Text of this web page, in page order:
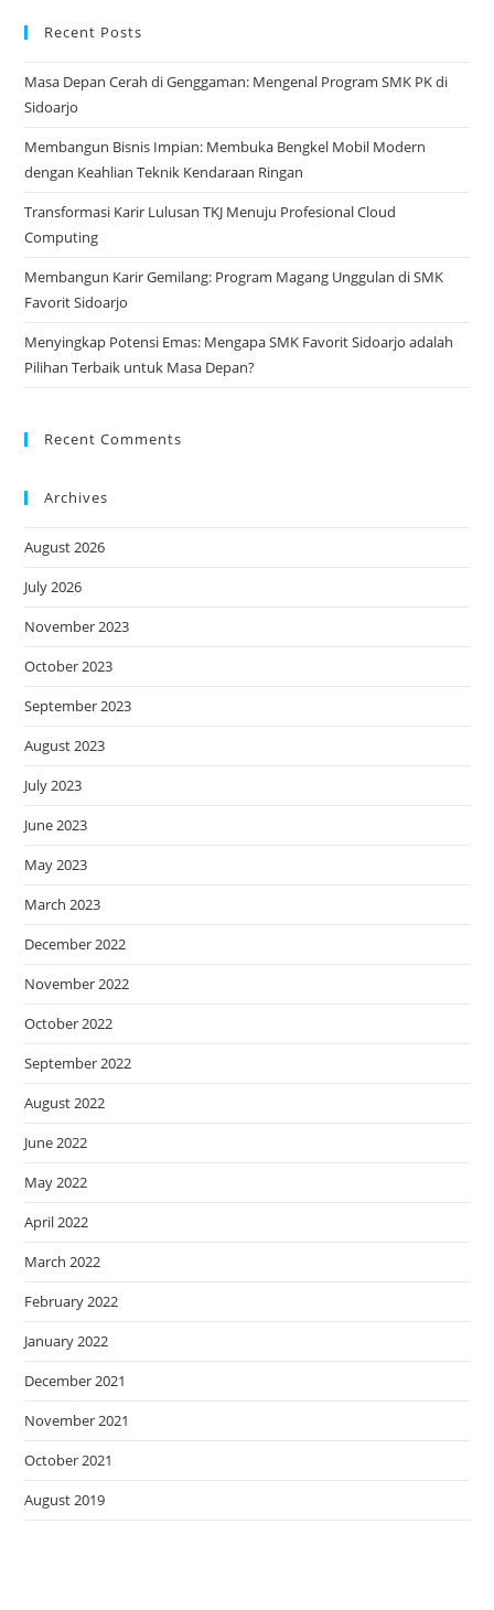
Recent Posts
Masa Depan Cerah di Genggaman: Mengenal Program SMK PK di
Sidoarjo
Membangun Bisnis Impian: Membuka Bengkel Mobil Modern
dengan Keahlian Teknik Kendaraan Ringan
Transformasi Karir Lulusan TKJ Menuju Profesional Cloud
Computing
Membangun Karir Gemilang: Program Magang Unggulan di SMK
Favorit Sidoarjo
Menyingkap Potensi Emas: Mengapa SMK Favorit Sidoarjo adalah
Pilihan Terbaik untuk Masa Depan?
Recent Comments
Archives
August 2026
July 2026
November 2023
October 2023
September 2023
August 2023
July 2023
June 2023
May 2023
March 2023
December 2022
November 2022
October 2022
September 2022
August 2022
June 2022
May 2022
April 2022
March 2022
February 2022
January 2022
December 2021
November 2021
October 2021
August 2019